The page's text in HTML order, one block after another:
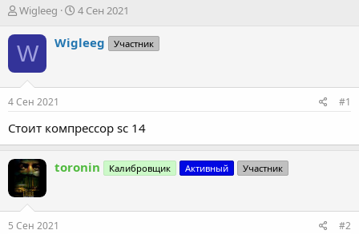
А
т
о
е
м
ы
Wigleeg
Д
т
а
л
4 Сен 2021
W Wigleeg Участник
4 Сен 2021 #1
Стоит компрессор sc 14
toronin Калибровщик Активный Участник
5 Сен 2021 #2